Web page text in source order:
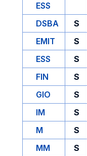
ESS
DSBA S
EMIT
S
ESS
S
FIN
S
GIO
S
IM
S
M
S
MM
S